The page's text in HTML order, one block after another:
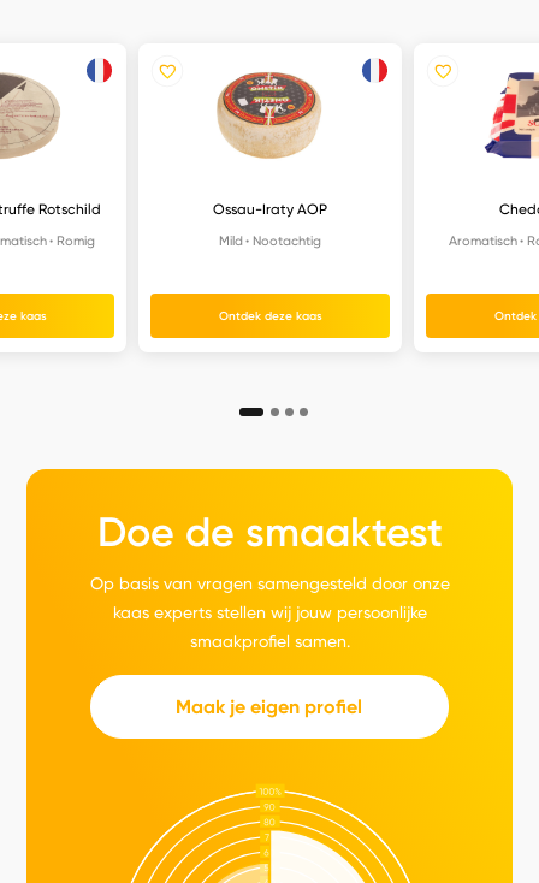
Rotschild
Romig
kaas
Ossau-Iraty AOP
Mild Nootachtig
Ontdek deze kaas
Aromatisch
Ontdek
Doe de smaaktest
Op basis van vragen samengesteld door onze
kaas experts stellen wij jouw persoonlijke
smaakprofiel samen.
Maak je eigen profiel